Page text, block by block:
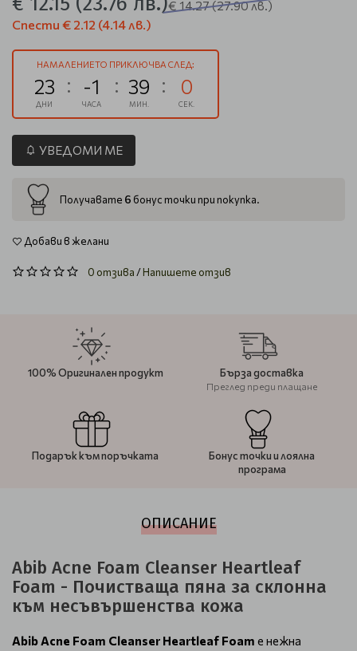
€ 14.27(27.90 лв.)
Спести € 2.12 (4.14 лв.)
НАМАЛЕНИЕТО ПРИКЛЮЧВА СЛЕД:
23
ДНИ
-1
ЧАСА
39
МИН.
0
СЕК.
УВЕДОМИ МЕ
Получавате 6 бонус точки при покупка.
Добави в желани
0 отзива/Напишете отзив
100% Оригинален продукт Бърза доставка
Преглед преди плащане
Подарък към поръчката
Бонус точки и лоялна
програма
ОПИСАНИЕ
Abib Acne Foam Cleanser Heartleaf
Foam - Почистваща пяна за склонна
към несъвършенства кожа
Abib Acne Foam Cleanser Heartleaf Foam е нежна